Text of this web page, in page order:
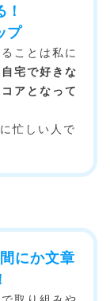
プ
ことは私に
自宅で好きな
アとなって
忙しい人で
にか文章